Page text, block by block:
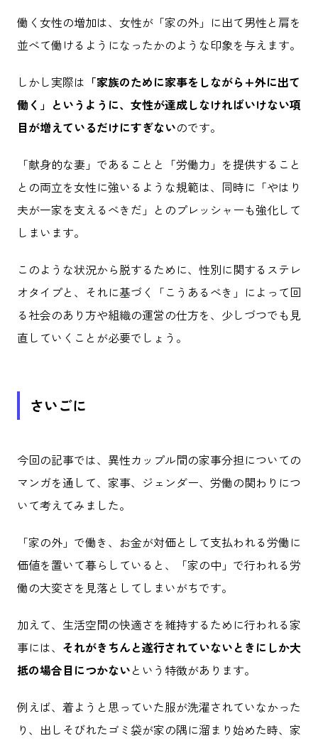
働く女性の増加は、女性が「家の外」に出て男性と肩を
並べて働けるようになったかのような印象を与えます。
しかし実際は 「家族のために家事をしながら+外に出て
働く」というように、女性が達成しなければいけない項
目が増えているだけにすぎないのです。
「献身的な妻」であることと「労働力」を提供すること
との両立を女性に強いるような規範は、同時に「やはり
夫が一家を支えるべきだ」とのプレッシャーも強化して
しまいます。
このような状況から脱するために、性別に関するステレ
オタイプと、それに基づく「こうあるべき」によって回
る社会のあり方や組織の運営の仕方を、少しづつでも見
直していくことが必要でしょう。
さいごに
今回の記事では、異性カップル間の家事分担についての
マンガを通して、家事、ジェンダー、労働の関わりにつ
いて考えてみました。
「家の外」で働き、お金が対価として支払われる労働に
価値を置いて暮らしていると、「家の中」で行われる労
働の大変さを見落としてしまいがちです。
加えて、生活空間の快適さを維持するために行われる家
事には、 それがきちんと遂行されていないときにしか大
抵の場合目につかないという特徴があります。
例えば、着ようと思っていた服が洗濯されていなかった
り、出しそびれたゴミ袋が家の隅に溜まり始めた時、家